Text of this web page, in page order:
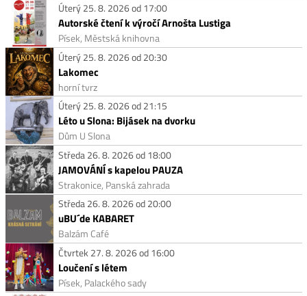
Úterý 25. 8. 2026 od 17:00
Autorské čtení k výročí Arnošta Lustiga
Písek, Městská knihovna
Úterý 25. 8. 2026 od 20:30
Lakomec
horní tvrz
Úterý 25. 8. 2026 od 21:15
Léto u Slona: Bijásek na dvorku
Dům U Slona
Středa 26. 8. 2026 od 18:00
JAMOVÁNÍ s kapelou PAUZA
Strakonice, Panská zahrada
Středa 26. 8. 2026 od 20:00
uBU´de KABARET
Balzám Café
Čtvrtek 27. 8. 2026 od 16:00
Loučení s létem
Písek, Palackého sady